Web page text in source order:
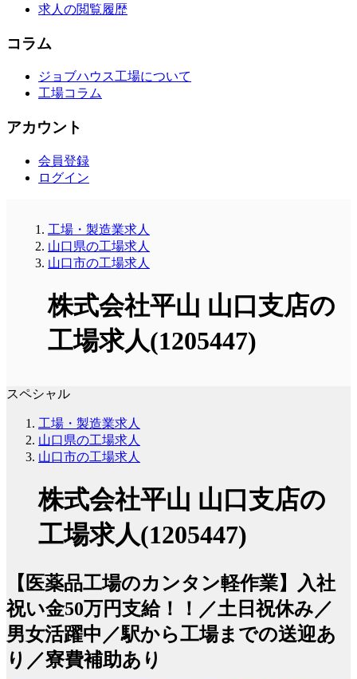
求人の閲覧履歴
コラム
ジョブハウス工場について
工場コラム
アカウント
会員登録
ログイン
工場・製造業求人
山口県の工場求人
山口市の工場求人
株式会社平山 山口支店の
工場求人(1205447)
スペシャル
工場・製造業求人
山口県の工場求人
山口市の工場求人
株式会社平山 山口支店の
工場求人(1205447)
【医薬品工場のカンタン軽作業】入社
祝い金50万円支給！！／土日祝休み／
男女活躍中／駅から工場までの送迎あ
り／寮費補助あり